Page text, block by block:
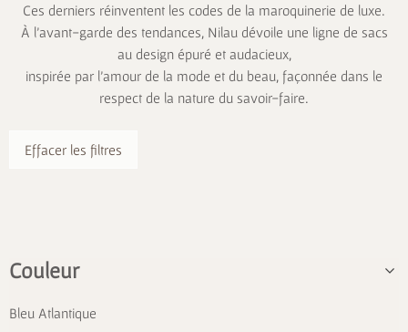
Ces derniers réinventent les codes de la maroquinerie de luxe.
À l’avant-garde des tendances, Nilau dévoile une ligne de sacs
au design épuré et audacieux,
inspirée par l’amour de la mode et du beau, façonnée dans le
respect de la nature du savoir-faire.
Effacer les filtres
Couleur
Bleu Atlantique